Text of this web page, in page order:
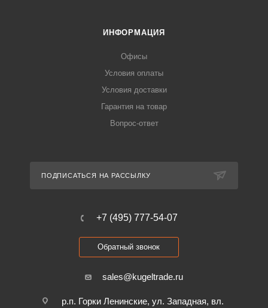
ИНФОРМАЦИЯ
Офисы
Условия оплаты
Условия доставки
Гарантия на товар
Вопрос-ответ
ПОДПИСАТЬСЯ НА РАССЫЛКУ
+7 (495) 777-54-07
Обратный звонок
sales@kugeltrade.ru
р.п. Горки Ленинские, ул. Западная, вл.